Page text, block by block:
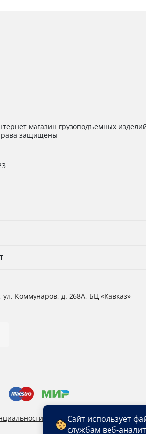
магазин грузоподъемных
защищены
ул. Коммунаров, д. 268А, БЦ «Кавказ»
Пользовательское
Сайт использует
службам веб-